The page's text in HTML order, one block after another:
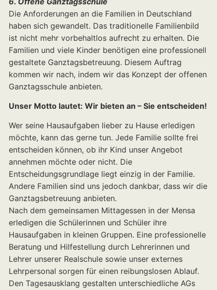
Die Anforderungen an die Familien in Deutschland
haben sich gewandelt. Das traditionelle Familienbild
ist nicht mehr vorbehaltlos aufrecht zu erhalten. Die
Familien und viele Kinder benötigen eine professionell
gestaltete Ganztagsbetreuung. Diesem Auftrag
kommen wir nach, indem wir das Konzept der offenen
Ganztagsschule anbieten.
Unser Motto lautet: Wir bieten an – Sie entscheiden!
Wer seine Hausaufgaben lieber zu Hause erledigen
möchte, kann das gerne tun. Jede Familie sollte frei
entscheiden können, ob ihr Kind unser Angebot
annehmen möchte oder nicht. Die
Entscheidungsgrundlage liegt einzig in der Familie.
Andere Familien sind uns jedoch dankbar, dass wir die
Ganztagsbetreuung anbieten.
Nach dem gemeinsamen Mittagessen in der Mensa
erledigen die Schülerinnen und Schüler ihre
Hausaufgaben in kleinen Gruppen. Eine professionelle
Beratung und Hilfestellung durch Lehrerinnen und
Lehrer unserer Realschule sowie unser externes
Lehrpersonal sorgen für einen reibungslosen Ablauf.
Den Tagesausklang gestalten unterschiedliche AGs